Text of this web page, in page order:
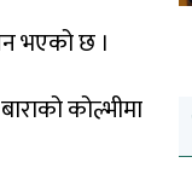
भएको छ ।
कोल्भीमा